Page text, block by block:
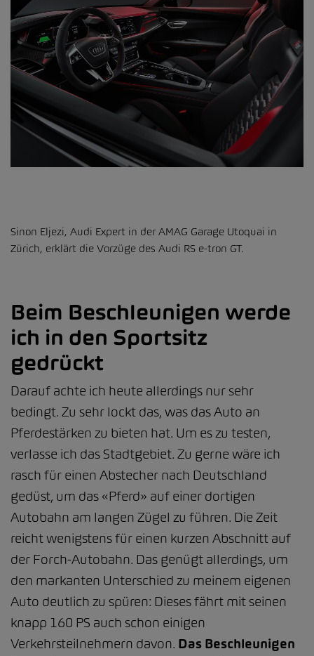
Sinon Eljezi, Audi Expert in der AMAG Garage Utoquai in
Zürich, erklärt die Vorzüge des Audi RS e-tron GT.
Beim Beschleunigen werde
ich in den Sportsitz
gedrückt
Darauf achte ich heute allerdings nur sehr
bedingt. Zu sehr lockt das, was das Auto an
Pferdestärken zu bieten hat. Um es zu testen,
verlasse ich das Stadtgebiet. Zu gerne wäre ich
rasch für einen Abstecher nach Deutschland
gedüst, um das «Pferd» auf einer dortigen
Autobahn am langen Zügel zu führen. Die Zeit
reicht wenigstens für einen kurzen Abschnitt auf
der Forch-Autobahn. Das genügt allerdings, um
den markanten Unterschied zu meinem eigenen
Auto deutlich zu spüren: Dieses fährt mit seinen
knapp 160 PS auch schon einigen
Verkehrsteilnehmern davon. Das Beschleunigen